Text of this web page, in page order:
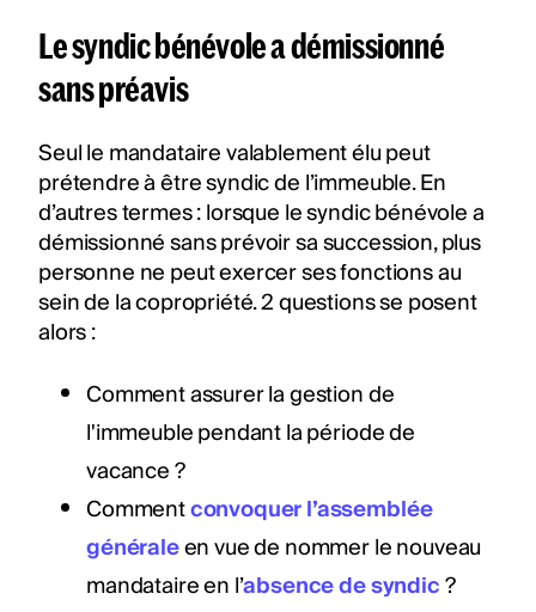
Le syndic bénévole a démissionné
sans préavis
Seul le mandataire valablement élu peut
prétendre à être syndic de l’immeuble. En
d’autres termes : lorsque le syndic bénévole a
démissionné sans prévoir sa succession, plus
personne ne peut exercer ses fonctions au
sein de la copropriété. 2 questions se posent
alors :
Comment assurer la gestion de
l'immeuble pendant la période de
vacance ?
Commentconvoquer l’assemblée
généraleen vue de nommer le nouveau
mandataire en l’absence de syndic?